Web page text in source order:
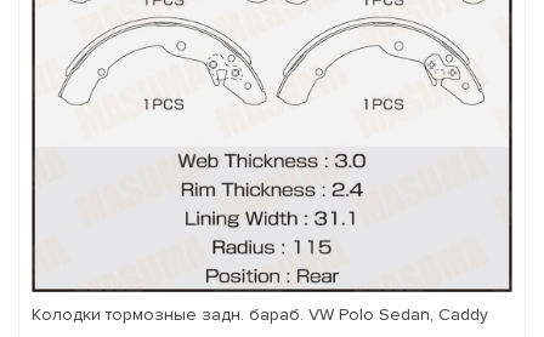
Колодки тормозные задн. бараб. VW Polo Sedan, Caddy